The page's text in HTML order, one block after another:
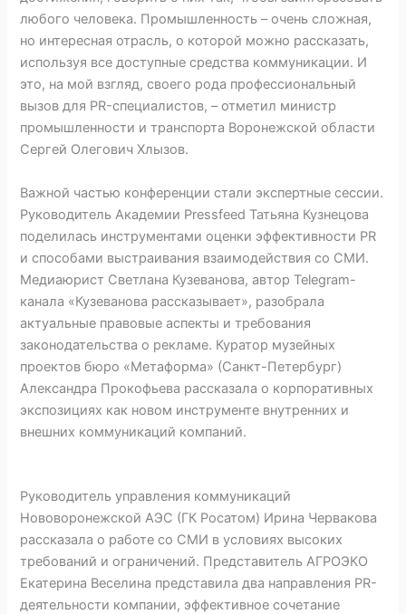
любого человека. Промышленность – очень сложная,
но интересная отрасль, о которой можно рассказать,
используя все доступные средства коммуникации. И
это, на мой взгляд, своего рода профессиональный
вызов для PR-специалистов, – отметил министр
промышленности и транспорта Воронежской области
Сергей Олегович Хлызов.
Важной частью конференции стали экспертные сессии.
Руководитель Академии Pressfeed Татьяна Кузнецова
поделилась инструментами оценки эффективности PR
и способами выстраивания взаимодействия со СМИ.
Медиаюрист Светлана Кузеванова, автор Telegram-
канала «Кузеванова рассказывает», разобрала
актуальные правовые аспекты и требования
законодательства о рекламе. Куратор музейных
проектов бюро «Метаформа» (Санкт-Петербург)
Александра Прокофьева рассказала о корпоративных
экспозициях как новом инструменте внутренних и
внешних коммуникаций компаний.
Руководитель управления коммуникаций
Нововоронежской АЭС (ГК Росатом) Ирина Червакова
рассказала о работе со СМИ в условиях высоких
требований и ограничений. Представитель АГРОЭКО
Екатерина Веселина представила два направления PR-
деятельности компании, эффективное сочетание